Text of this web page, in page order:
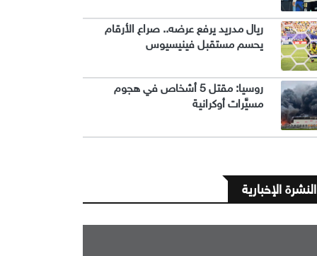
ريال مدريد يرفع عرضه.. صراع الأرقام
يحسم مستقبل فينيسيوس
روسيا: مقتل 5 أشخاص في هجوم
مسيَّرات أوكرانية
النشرة الإخبارية